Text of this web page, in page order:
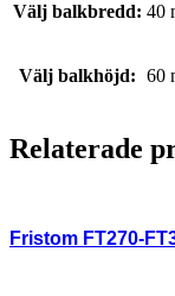
Välj balkbredd: 40
Välj balkhöjd: 60
Relaterade
Fristom FT270-